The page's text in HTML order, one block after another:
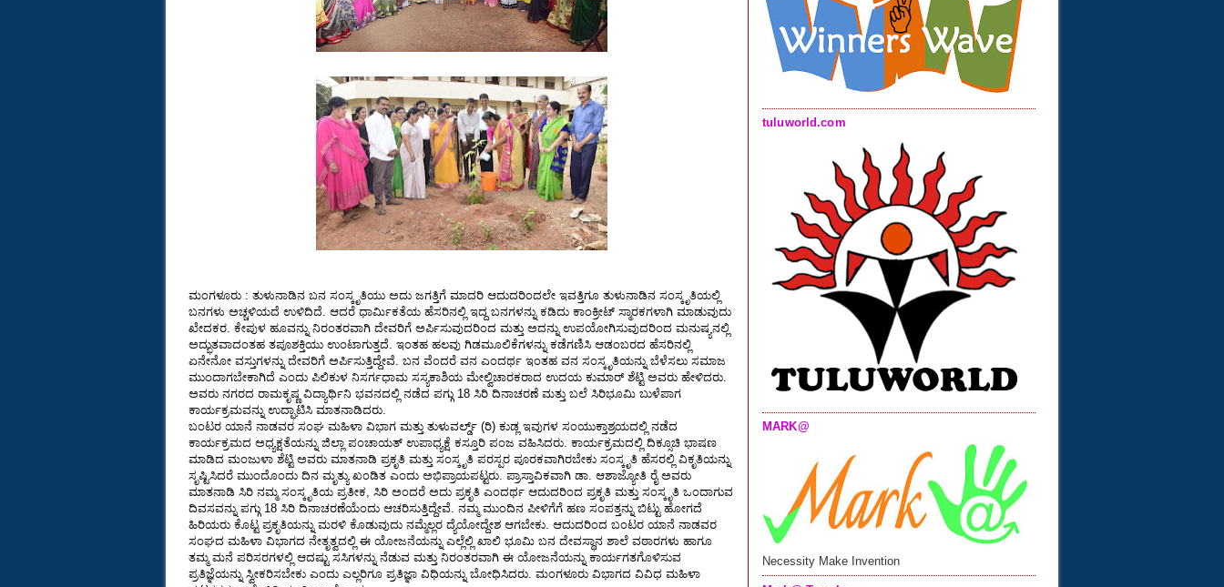
ಮಂಗಳೂರು : ತುಳುನಾಡಿನ ಬನ ಸಂಸ್ಕೃತಿಯು ಅದು ಜಗತ್ತಿಗೆ ಮಾದರಿ ಆದುದರಿಂದಲೇ ಇವತ್ತಿಗೂ ತುಳುನಾಡಿನ ಸಂಸ್ಕೃತಿಯಲ್ಲಿ
ಬನಗಳು ಅಚ್ಚಳಿಯದೆ ಉಳಿದಿದೆ. ಆದರೆ ಧಾರ್ಮಿಕತೆಯ ಹೆಸರಿನಲ್ಲಿ ಇದ್ದ ಬನಗಳನ್ನು ಕಡಿದು ಕಾಂಕ್ರೀಟ್ ಸ್ಮಾರಕಗಳಾಗಿ ಮಾಡುವುದು
ಖೇದಕರ. ಕೇಪುಳ ಹೂವನ್ನು ನಿರಂತರವಾಗಿ ದೇವರಿಗೆ ಅರ್ಪಿಸುವುದರಿಂದ ಮತ್ತು ಅದನ್ನು ಉಪಯೋಗಿಸುವುದರಿಂದ ಮನುಷ್ಯನಲ್ಲಿ
ಅದ್ಭುತವಾದಂತಹ ತಪೂಶಕ್ತಿಯು ಉಂಟಾಗುತ್ತದೆ. ಇಂತಹ ಹಲವು ಗಿಡಮೂಲಿಕೆಗಳನ್ನು ಕಡೆಗಣಿಸಿ ಆಡಂಬರದ ಹೆಸರಿನಲ್ಲಿ
ಏನೇನೋ ವಸ್ತುಗಳನ್ನು ದೇವರಿಗೆ ಅರ್ಪಿಸುತ್ತಿದ್ದೇವೆ. ಬನ ವೆಂದರೆ ವನ ಎಂದರ್ಥ ಇಂತಹ ವನ ಸಂಸ್ಕೃತಿಯನ್ನು ಬೆಳೆಸಲು ಸಮಾಜ
ಮುಂದಾಗಬೇಕಾಗಿದೆ ಎಂದು ಪಿಲಿಕುಳ ನಿಸರ್ಗಧಾಮ ಸಸ್ಯಕಾಶಿಯ ಮೇಲ್ವಿಚಾರಕರಾದ ಉದಯ ಕುಮಾರ್ ಶೆಟ್ಟಿ ಅವರು ಹೇಳಿದರು.
ಅವರು ನಗರದ ರಾಮಕೃಷ್ಣ ವಿದ್ಯಾರ್ಥಿನಿ ಭವನದಲ್ಲಿ ನಡೆದ ಪಗ್ಗು 18 ಸಿರಿ ದಿನಾಚರಣೆ ಮತ್ತು ಬಲೆ ಸಿರಿಭೂಮಿ ಬುಳೆಪಾಗ
ಕಾರ್ಯಕ್ರಮವನ್ನು ಉದ್ಘಾಟಿಸಿ ಮಾತನಾಡಿದರು.
ಬಂಟರ ಯಾನೆ ನಾಡವರ ಸಂಘ ಮಹಿಳಾ ವಿಭಾಗ ಮತ್ತು ತುಳುವರ್ಲ್ಡ್ (ರಿ) ಕುಡ್ಲ ಇವುಗಳ ಸಂಯುಕ್ತಾಶ್ರಯದಲ್ಲಿ ನಡೆದ
ಕಾರ್ಯಕ್ರಮದ ಅಧ್ಯಕ್ಷತೆಯನ್ನು ಜಿಲ್ಲಾ ಪಂಚಾಯತ್ ಉಪಾಧ್ಯಕ್ಷೆ ಕಸ್ತೂರಿ ಪಂಜ ವಹಿಸಿದರು. ಕಾರ್ಯಕ್ರಮದಲ್ಲಿ ದಿಕ್ಸೂಚಿ ಭಾಷಣ
ಮಾಡಿದ ಮಂಜುಳಾ ಶೆಟ್ಟಿ ಅವರು ಮಾತನಾಡಿ ಪ್ರಕೃತಿ ಮತ್ತು ಸಂಸ್ಕೃತಿ ಪರಸ್ಪರ ಪೂರಕವಾಗಿರಬೇಕು ಸಂಸ್ಕೃತಿ ಹೆಸರಲ್ಲಿ ವಿಕೃತಿಯನ್ನು
ಸೃಷ್ಟಿಸಿದರೆ ಮುಂದೊಂದು ದಿನ ಮೃತ್ಯು ಖಂಡಿತ ಎಂದು ಅಭಿಪ್ರಾಯಪಟ್ಟರು. ಪ್ರಾಸ್ತಾವಿಕವಾಗಿ ಡಾ. ಆಶಾಜ್ಯೋತಿ ರೈ ಅವರು
ಮಾತನಾಡಿ ಸಿರಿ ನಮ್ಮ ಸಂಸ್ಕೃತಿಯ ಪ್ರತೀಕ, ಸಿರಿ ಅಂದರೆ ಅದು ಪ್ರಕೃತಿ ಎಂದರ್ಥ ಆದುದರಿಂದ ಪ್ರಕೃತಿ ಮತ್ತು ಸಂಸ್ಕೃತಿ ಒಂದಾಗುವ
ದಿವಸವನ್ನು ಪಗ್ಗು 18 ಸಿರಿ ದಿನಾಚರಣೆಯೆಂದು ಆಚರಿಸುತ್ತಿದ್ದೇವೆ. ನಮ್ಮ ಮುಂದಿನ ಪೀಳಿಗೆಗೆ ಹಣ ಸಂಪತ್ತನ್ನು ಬಿಟ್ಟು ಹೋಗದೆ
ಹಿರಿಯರು ಕೊಟ್ಟ ಪ್ರಕೃತಿಯನ್ನು ಮರಳಿ ಕೊಡುವುದು ನಮ್ಮೆಲ್ಲರ ದ್ಯೆಯೋದ್ದೇಶ ಆಗಬೇಕು. ಆದುದರಿಂದ ಬಂಟರ ಯಾನೆ ನಾಡವರ
ಸಂಘದ ಮಹಿಳಾ ವಿಭಾಗದ ನೇತೃತ್ವದಲ್ಲಿ ಈ ಯೋಜನೆಯನ್ನು ಎಲ್ಲೆಲ್ಲಿ ಖಾಲಿ ಭೂಮಿ ಬನ ದೇವಸ್ಥಾನ ಶಾಲೆ ವಠಾರಗಳು ಹಾಗೂ
ತಮ್ಮ ಮನೆ ಪರಿಸರಗಳಲ್ಲಿ ಆದಷ್ಟು ಸಸಿಗಳನ್ನು ನೆಡುವ ಮತ್ತು ನಿರಂತರವಾಗಿ ಈ ಯೋಜನೆಯನ್ನು ಕಾರ್ಯಗತಗೊಳಿಸುವ
ಪ್ರತಿಜ್ಞೆಯನ್ನು ಸ್ವೀಕರಿಸಬೇಕು ಎಂದು ಎಲ್ಲರಿಗೂ ಪ್ರತಿಜ್ಞಾ ವಿಧಿಯನ್ನು ಬೋಧಿಸಿದರು. ಮಂಗಳೂರು ವಿಭಾಗದ ವಿವಿಧ ಮಹಿಳಾ
tuluworld.com
MARK@
Necessity Make Invention